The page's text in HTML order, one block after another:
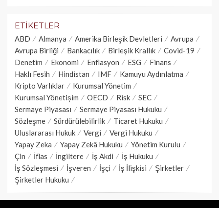
ETIKETLER
ABD Almanya Amerika Birleşik Devletleri
Avrupa
Avrupa Birliği
Bankacılık Birleşik Krallık
Covid-19
Denetim
Ekonomi Enflasyon ESG
Finans
Haklı Fesih
Hindistan IMF
Kamuyu Aydınlatma
Kripto Varlıklar
Kurumsal Yönetim
Kurumsal Yönetişim
OECD Risk
SEC
Sermaye Piyasası
Sermaye Piyasası Hukuku
Sözleşme
Sürdürülebilirlik
Ticaret Hukuku
Uluslararası Hukuk
Vergi
Vergi Hukuku
Yapay Zeka
Yapay Zekâ Hukuku
Yönetim Kurulu
Çin
İflas İngiltere İş Akdi
İş Hukuku
İş Sözleşmesi
İşveren İşçi İş İlişkisi
Şirketler
Şirketler Hukuku